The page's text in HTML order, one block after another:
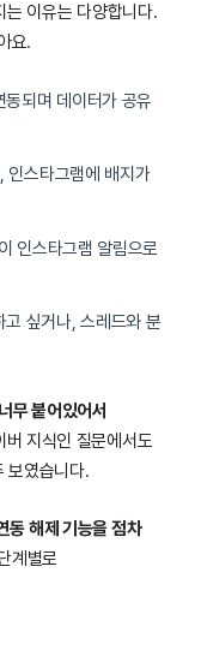
는 이유는 다양합니다.
요.
되며 데이터가 공유
인스타그램에 배지가
인스타그램 알림으로
고 싶거나, 스레드와 분
무 붙어있어서
지식인 질문에서도
보였습니다.
동 해제 기능을 점차
계별로